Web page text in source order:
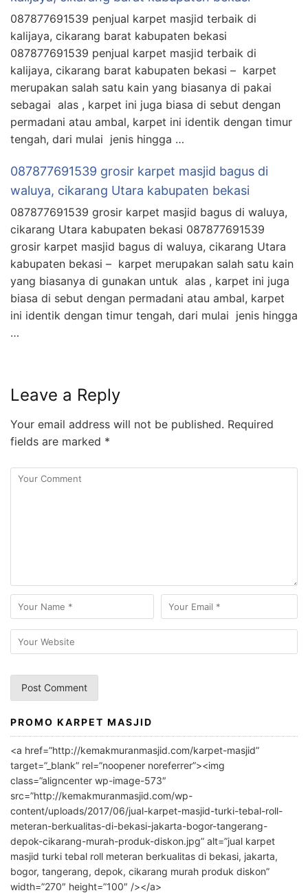
087877691539 penjual karpet masjid terbaik di
kalijaya, cikarang barat kabupaten bekasi
087877691539 penjual karpet masjid terbaik di
kalijaya, cikarang barat kabupaten bekasi – karpet
merupakan salah satu kain yang biasanya di pakai
sebagai alas , karpet ini juga biasa di sebut dengan
permadani atau ambal, karpet ini identik dengan timur
tengah, dari mulai jenis hingga …
087877691539 grosir karpet masjid bagus di
waluya, cikarang Utara kabupaten bekasi
087877691539 grosir karpet masjid bagus di waluya,
cikarang Utara kabupaten bekasi 087877691539
grosir karpet masjid bagus di waluya, cikarang Utara
kabupaten bekasi – karpet merupakan salah satu kain
yang biasanya di gunakan untuk alas , karpet ini juga
biasa di sebut dengan permadani atau ambal, karpet
ini identik dengan timur tengah, dari mulai jenis hingga
…
Leave a Reply
Your email address will not be published. Required
fields are marked *
A
l
r
n
a
t
i
v
PROMO KARPET MASJID
<a href=”http://kemakmuranmasjid.com/karpet-masjid”
target=”_blank” rel=”noopener noreferrer”><img
class=”aligncenter wp-image-573″
src=”http://kemakmuranmasjid.com/wp-
content/uploads/2017/06/jual-karpet-masjid-turki-tebal-roll-
meteran-berkualitas-di-bekasi-jakarta-bogor-tangerang-
depok-cikarang-murah-produk-diskon.jpg” alt=”jual karpet
masjid turki tebal roll meteran berkualitas di bekasi, jakarta,
bogor, tangerang, depok, cikarang murah produk diskon”
width=”270″ height=”100″ /></a>